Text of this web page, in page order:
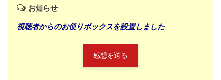
お知らせ
視聴者からのお便りボックスを設置しました
感想を送る